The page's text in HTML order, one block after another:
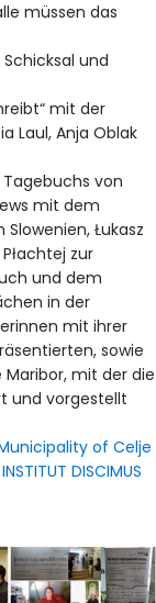
müssen das
Schicksal und
mit der
Laul, Anja Oblak
von
mit dem
Łukasz
zur
und dem
in der
mit ihrer
sowie
mit der die
und vorgestellt
of Celje
INSTITUT DISCIMUS